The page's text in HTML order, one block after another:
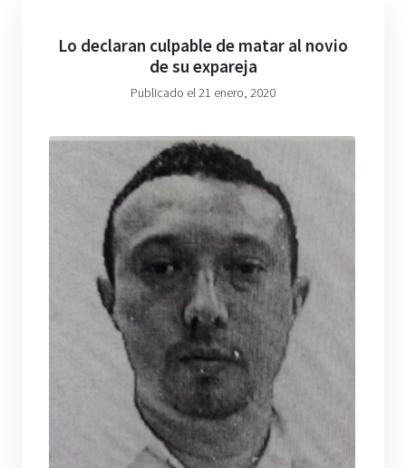
Lo declaran culpable de matar al novio
de su expareja
Publicado el 21 enero, 2020